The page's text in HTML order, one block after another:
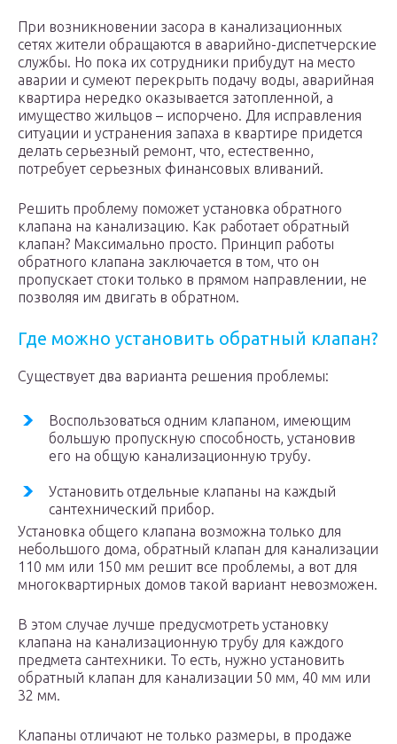
При возникновении засора в канализационных
сетях жители обращаются в аварийно-диспетчерские
службы. Но пока их сотрудники прибудут на место
аварии и сумеют перекрыть подачу воды, аварийная
квартира нередко оказывается затопленной, а
имущество жильцов – испорчено. Для исправления
ситуации и устранения запаха в квартире придется
делать серьезный ремонт, что, естественно,
потребует серьезных финансовых вливаний.
Решить проблему поможет установка обратного
клапана на канализацию. Как работает обратный
клапан? Максимально просто. Принцип работы
обратного клапана заключается в том, что он
пропускает стоки только в прямом направлении, не
позволяя им двигать в обратном.
Где можно установить обратный клапан?
Существует два варианта решения проблемы:
Воспользоваться одним клапаном, имеющим
большую пропускную способность, установив
его на общую канализационную трубу.
Установить отдельные клапаны на каждый
сантехнический прибор.
Установка общего клапана возможна только для
небольшого дома, обратный клапан для канализации
110 мм или 150 мм решит все проблемы, а вот для
многоквартирных домов такой вариант невозможен.
В этом случае лучше предусмотреть установку
клапана на канализационную трубу для каждого
предмета сантехники. То есть, нужно установить
обратный клапан для канализации 50 мм, 40 мм или
32 мм.
Клапаны отличают не только размеры, в продаже